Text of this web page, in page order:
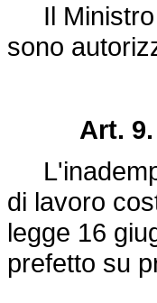
Il Ministro
sono
Art. 9.
di lavoro
legge 16
prefetto su